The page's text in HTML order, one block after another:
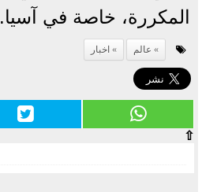
المكررة، خاصة في آسيا.
عالم اخبار
⇧